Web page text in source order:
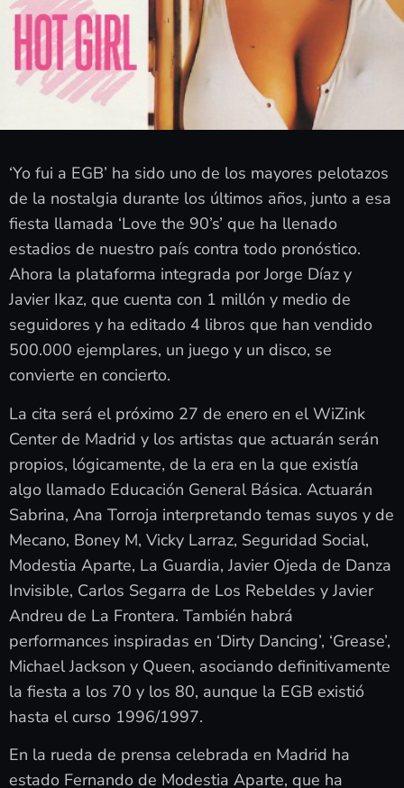
‘Yo fui a EGB’ ha sido uno de los mayores pelotazos
de la nostalgia durante los últimos años, junto a esa
fiesta llamada ‘Love the 90’s’ que ha llenado
estadios de nuestro país contra todo pronóstico.
Ahora la plataforma integrada por Jorge Díaz y
Javier Ikaz, que cuenta con 1 millón y medio de
seguidores y ha editado 4 libros que han vendido
500.000 ejemplares, un juego y un disco, se
convierte en concierto.
La cita será el próximo 27 de enero en el WiZink
Center de Madrid y los artistas que actuarán serán
propios, lógicamente, de la era en la que existía
algo llamado Educación General Básica. Actuarán
Sabrina, Ana Torroja interpretando temas suyos y de
Mecano, Boney M, Vicky Larraz, Seguridad Social,
Modestia Aparte, La Guardia, Javier Ojeda de Danza
Invisible, Carlos Segarra de Los Rebeldes y Javier
Andreu de La Frontera. También habrá
performances inspiradas en ‘Dirty Dancing’, ‘Grease’,
Michael Jackson y Queen, asociando definitivamente
la fiesta a los 70 y los 80, aunque la EGB existió
hasta el curso 1996/1997.
En la rueda de prensa celebrada en Madrid ha
estado Fernando de Modestia Aparte, que ha